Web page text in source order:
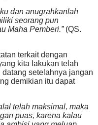
dan anugrahkanlah
seorang pun
Maha Pemberi.”(QS.
terkait dengan
kita lakukan telah
setelahnya jangan
demikian itu dapat
telah maksimal, maka
puas, karena kalau